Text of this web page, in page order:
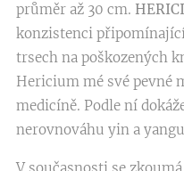
průměr až 30 cm.
konzistenci
trsech na poškozených
Hericium mé své pevné
medicíně. Podle ní
nerovnováhu yin a